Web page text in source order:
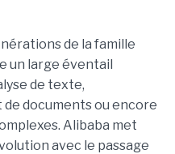
de la famille
un large éventail
de texte,
documents ou encore
Alibaba met
avec le passage